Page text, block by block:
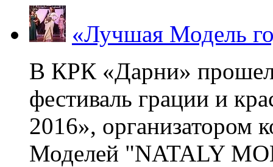
«Лучшая Модель
В КРК «Дарни»
фестиваль грации и
2016», организатором
Моделей "NATALY